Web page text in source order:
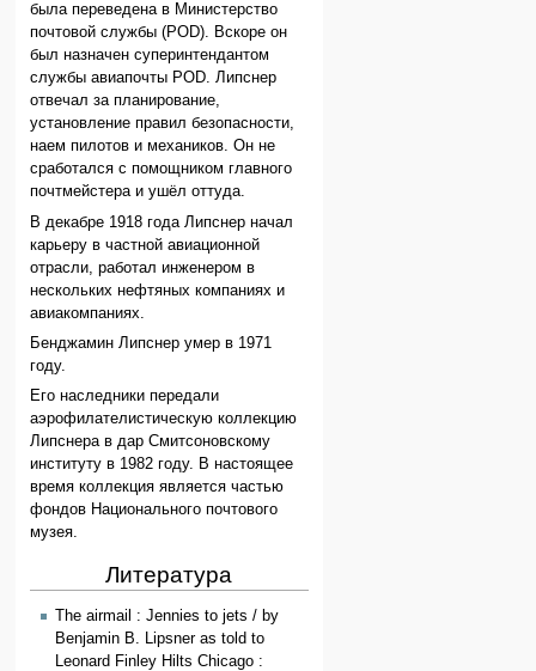
была переведена в Министерство
почтовой службы (POD). Вскоре он
был назначен суперинтендантом
службы авиапочты POD. Липснер
отвечал за планирование,
установление правил безопасности,
наем пилотов и механиков. Он не
сработался с помощником главного
почтмейстера и ушёл оттуда.
В декабре 1918 года Липснер начал
карьеру в частной авиационной
отрасли, работал инженером в
нескольких нефтяных компаниях и
авиакомпаниях.
Бенджамин Липснер умер в 1971
году.
Его наследники передали
аэрофилателистическую коллекцию
Липснера в дар Смитсоновскому
институту в 1982 году. В настоящее
время коллекция является частью
фондов Национального почтового
музея.
Литература
The airmail : Jennies to jets / by
Benjamin B. Lipsner as told to
Leonard Finley Hilts Chicago :